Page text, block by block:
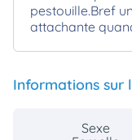
pestouille.Bref
attachante
Informations sur
Sexe